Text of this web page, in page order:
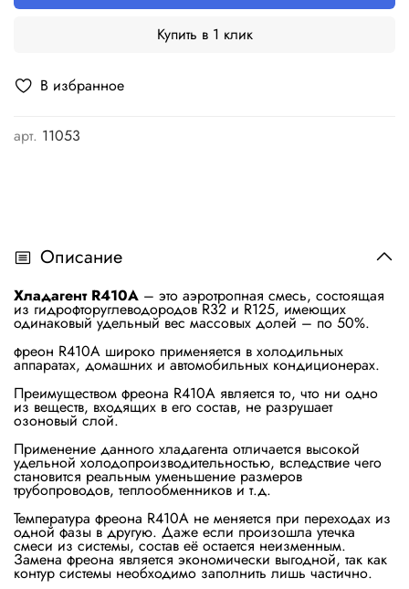
В избранное
арт. 11053
Купить в 1 клик
Описание
Хладагент R410A – это аэротропная смесь, состоящая
из гидрофторуглеводородов R32 и R125, имеющих
одинаковый удельный вес массовых долей – по 50%.
фреон R410A широко применяется в холодильных
аппаратах, домашних и автомобильных кондиционерах.
Преимуществом фреона R410A является то, что ни одно
из веществ, входящих в его состав, не разрушает
озоновый слой.
Применение данного хладагента отличается высокой
удельной холодопроизводительностью, вследствие чего
становится реальным уменьшение размеров
трубопроводов, теплообменников и т.д.
Температура фреона R410A не меняется при переходах из
одной фазы в другую. Даже если произошла утечка
смеси из системы, состав её остается неизменным.
Замена фреона является экономически выгодной, так как
контур системы необходимо заполнить лишь частично.